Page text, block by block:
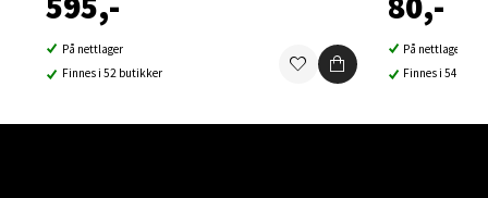
På nettlager
Finnes i 52 butikker
På nettlager
Finnes i 54
Orkanger - Thon Senter Orkanger
Thon Senter Orkanger, Orkdalsveien 113, 7300
Åpent i dag 09-20